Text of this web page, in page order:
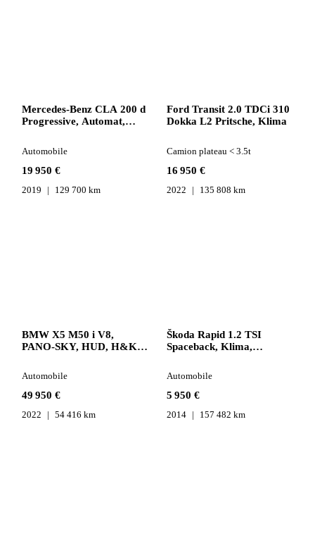
Mercedes-Benz CLA 200 d
Progressive, Automat,
19 950 €
Automobile
2019 129 700 km
Ford Transit 2.0 TDCi 310
Dokka L2 Pritsche, Klima
16 950 €
Camion plateau < 3.5t
2022 135 808 km
BMW X5 M50 i V8,
PANO-SKY, HUD, H&K,
49 950 €
Automobile
2022 54 416 km
Škoda Rapid 1.2 TSI
Spaceback, Klima,
5 950 €
Automobile
2014 157 482 km